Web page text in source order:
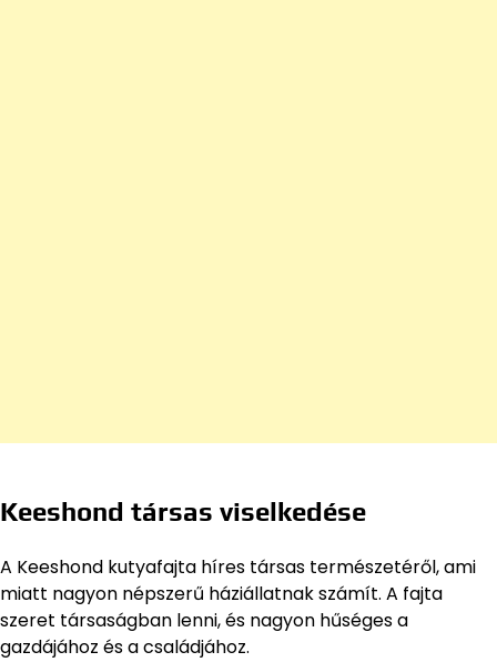
Keeshond társas viselkedése
A Keeshond kutyafajta híres társas természetéről, ami
miatt nagyon népszerű háziállatnak számít. A fajta
szeret társaságban lenni, és nagyon hűséges a
gazdájához és a családjához.